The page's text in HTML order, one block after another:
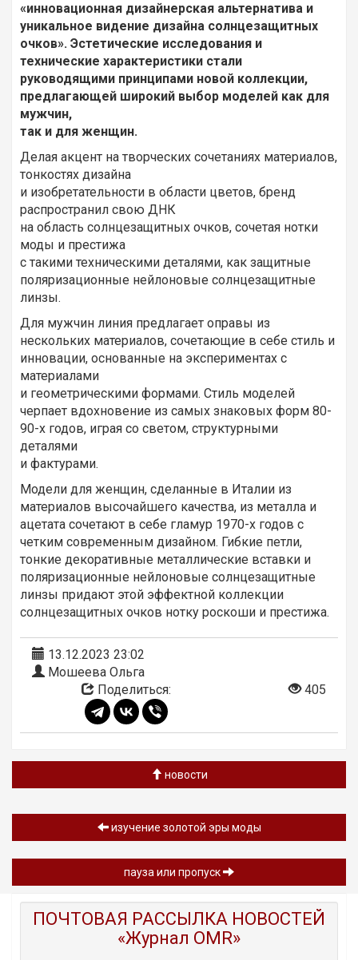
«инновационная дизайнерская альтернатива и
уникальное видение дизайна солнцезащитных
очков». Эстетические исследования и
технические характеристики стали
руководящими принципами новой коллекции,
предлагающей широкий выбор моделей как для
мужчин,
так и для женщин.
Делая акцент на творческих сочетаниях материалов,
тонкостях дизайна
и изобретательности в области цветов, бренд
распространил свою ДНК
на область солнцезащитных очков, сочетая нотки
моды и престижа
с такими техническими деталями, как защитные
поляризационные нейлоновые солнцезащитные
линзы.
Для мужчин линия предлагает оправы из
нескольких материалов, сочетающие в себе стиль и
инновации, основанные на экспериментах с
материалами
и геометрическими формами. Стиль моделей
черпает вдохновение из самых знаковых форм 80-
90-х годов, играя со светом, структурными
деталями
и фактурами.
Модели для женщин, сделанные в Италии из
материалов высочайшего качества, из металла и
ацетата сочетают в себе гламур 1970-х годов с
четким современным дизайном. Гибкие петли,
тонкие декоративные металлические вставки и
поляризационные нейлоновые солнцезащитные
линзы придают этой эффектной коллекции
солнцезащитных очков нотку роскоши и престижа.
13.12.2023 23:02
Мошеева Ольга
Поделиться:
405
новости
изучение золотой эры моды
пауза или пропуск
ПОЧТОВАЯ РАССЫЛКА НОВОСТЕЙ
«Журнал OMR»